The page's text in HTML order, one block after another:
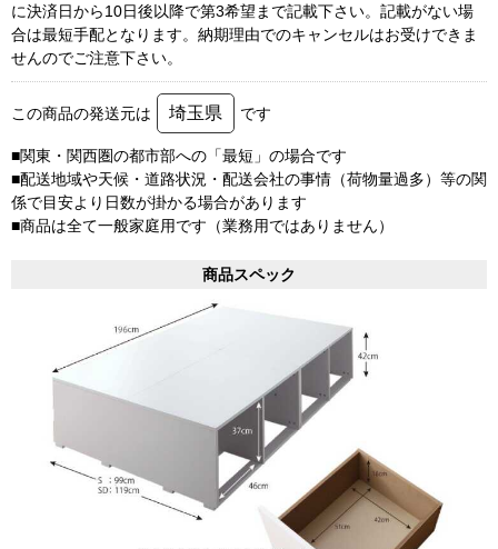
に決済日から10日後以降で第3希望まで記載下さい。記載がない場
合は最短手配となります。納期理由でのキャンセルはお受けできま
せんのでご注意下さい。
この商品の発送元は 埼玉県 です
■関東・関西圏の都市部への「最短」の場合です
■配送地域や天候・道路状況・配送会社の事情（荷物量過多）等の関
係で目安より日数が掛かる場合があります
■商品は全て一般家庭用です（業務用ではありません）
商品スペック